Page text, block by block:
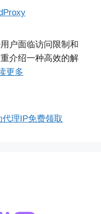
户面临访问限制和
介绍一种高效的解
更多
理IP免费领取